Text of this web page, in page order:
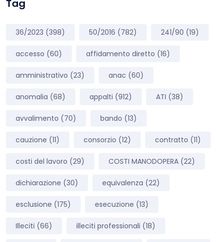
Tag
36/2023 (398) 50/2016 (782) 241/90 (19)
accesso (60) affidamento diretto (16)
amministrativo (23) anac (60)
anomalia (68) appalti (912) ATI (38)
avvalimento (70) bando (13)
cauzione (11) consorzio (12) contratto (11)
costi del lavoro (29) COSTI MANODOPERA (22)
dichiarazione (30) equivalenza (22)
esclusione (175) esecuzione (13)
Illeciti (66) illeciti professionali (18)